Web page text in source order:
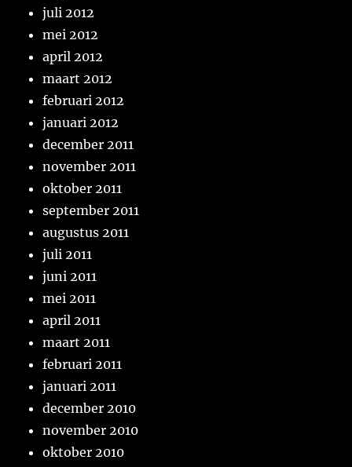
juli 2012
mei 2012
april 2012
maart 2012
februari 2012
januari 2012
december 2011
november 2011
oktober 2011
september 2011
augustus 2011
juli 2011
juni 2011
mei 2011
april 2011
maart 2011
februari 2011
januari 2011
december 2010
november 2010
oktober 2010